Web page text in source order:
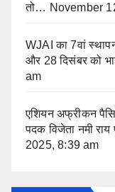
तो… November
WJAI का 7वां
और 28 दिसंबर को
am
एशियन अफ्रीकन
पदक विजेता नमी
2025, 8:39 am